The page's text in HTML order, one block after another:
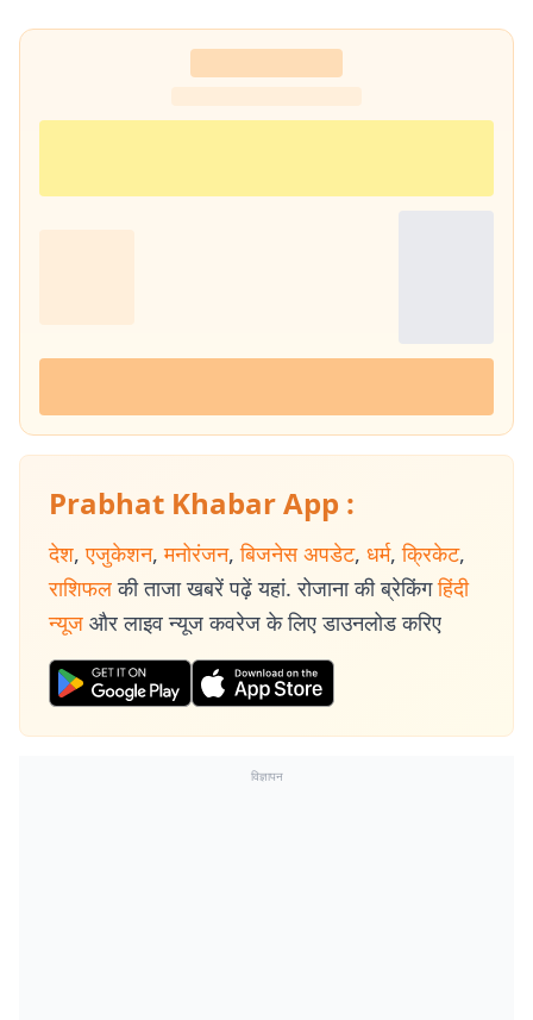
रुचि है। सटीक, निष्पक्ष और प्रभावशाली लेखन के माध्यम से पाठकों तक विश्वसनीय
जानकारी पहुँचाना उनकी पेशेवर पहचान है।
Prabhat Khabar App :
देश, एजुकेशन, मनोरंजन, बिजनेस अपडेट, धर्म, क्रिकेट,
राशिफल की ताजा खबरें पढ़ें यहां. रोजाना की ब्रेकिंग हिंदी
न्यूज और लाइव न्यूज कवरेज के लिए डाउनलोड करिए
विज्ञापन